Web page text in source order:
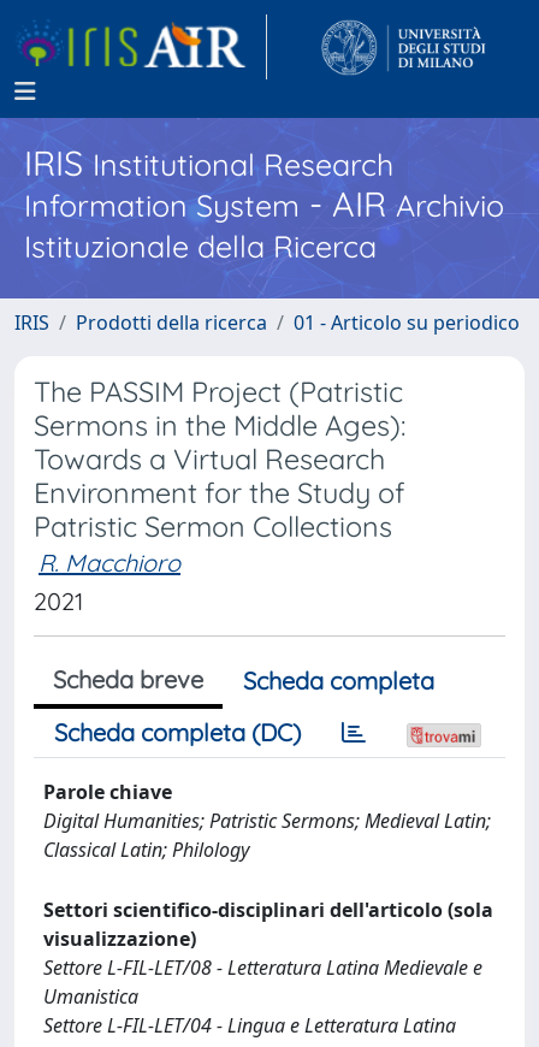
IRISInstitutional Research
Information System - AIR Archivio
Istituzionale della Ricerca
IRIS Prodotti della ricerca 01 - Articolo su periodico
The PASSIM Project (Patristic
Sermons in the Middle Ages):
Towards a Virtual Research
Environment for the Study of
Patristic Sermon Collections
R. Macchioro
2021
Scheda breve
Scheda completa
Scheda completa (DC)
Parole chiave
Digital Humanities; Patristic Sermons; Medieval Latin;
Classical Latin; Philology
Settori scientifico-disciplinari dell'articolo (sola
visualizzazione)
Settore L-FIL-LET/08 - Letteratura Latina Medievale e
Umanistica
Settore L-FIL-LET/04 - Lingua e Letteratura Latina